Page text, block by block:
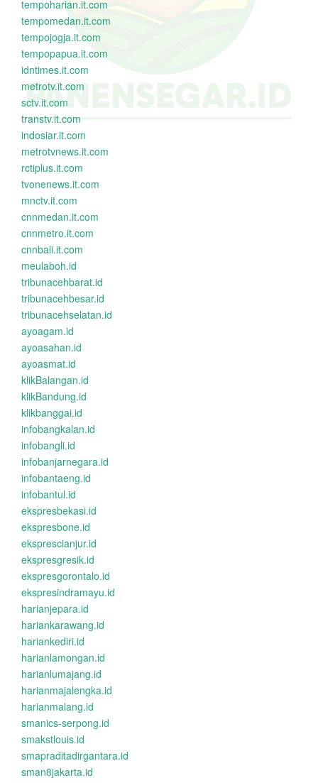
tempoharian.it.com
tempomedan.it.com
tempojogja.it.com
tempopapua.it.com
idntimes.it.com
metrotv.it.com
sctv.it.com
transtv.it.com
indosiar.it.com
metrotvnews.it.com
rctiplus.it.com
tvonenews.it.com
mnctv.it.com
cnnmedan.it.com
cnnmetro.it.com
cnnbali.it.com
meulaboh.id
tribunacehbarat.id
tribunacehbesar.id
tribunacehselatan.id
ayoagam.id
ayoasahan.id
ayoasmat.id
klikBalangan.id
klikBandung.id
klikbanggai.id
infobangkalan.id
infobangli.id
infobanjarnegara.id
infobantaeng.id
infobantul.id
ekspresbekasi.id
ekspresbone.id
eksprescianjur.id
ekspresgresik.id
ekspresgorontalo.id
ekspresindramayu.id
harianjepara.id
hariankarawang.id
hariankediri.id
harianlamongan.id
harianlumajang.id
harianmajalengka.id
harianmalang.id
smanics-serpong.id
smakstlouis.id
smapraditadirgantara.id
sman8jakarta.id